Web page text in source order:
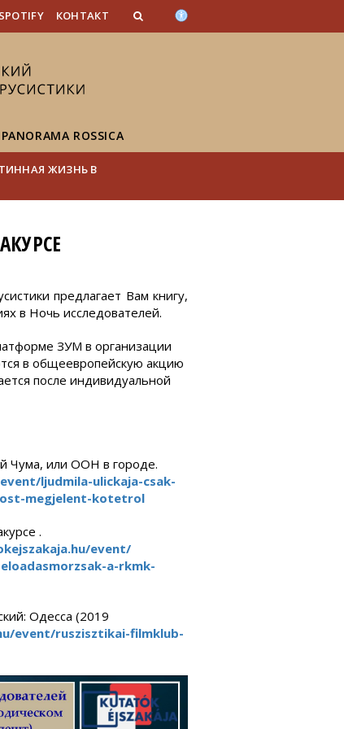
SPOTIFY КОНТАКТ
PANORAMA ROSSICA
ЖИЗНЬ В
предлагает Вам книгу,
в Ночь исследователей.
ЗУМ в организации
в общеевропейскую акцию
после индивидуальной
Чума, или ООН в городе.
ljudmila-ulickaja-csak-
megjelent-kotetrol
.
event/
eloadasmorzsak-a-rkmk-
Одесса (2019
event/ruszisztikai-filmklub-